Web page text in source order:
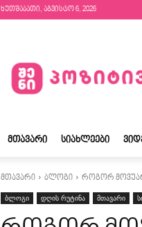
ხუთშაბათი, აგვისტო 6, 2026
ᲛᲗᲐᲕᲐᲠᲘ ᲡᲘᲐᲮᲚᲔᲔᲑᲘ
მთავარი ბლოგი როგორ
ბლოგი დღის რუტინა მთავარი